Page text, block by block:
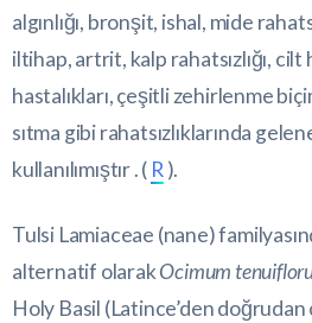
algınlığı, bronşit, ishal, mide
iltihap, artrit, kalp rahatsızlığı, cilt
hastalıkları, çeşitli zehirlenme
sıtma gibi rahatsızlıklarında
kullanılımıştır . ( R ).
Tulsi Lamiaceae (nane)
alternatif olarakOcimum
Holy Basil (Latince’den doğrudan